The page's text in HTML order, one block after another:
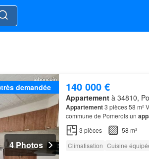
très demandée
4 Photos
140 000 €
Appartementà 34810,
Appartement3 pièces 58 m²
commune de Pomerols un
3 pièces
58 m²
Climatisation Cuisine